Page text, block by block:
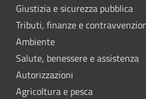
Giustizia e sicurezza pubblica
Tributi, finanze e
Ambiente
Salute, benessere e assistenza
Autorizzazioni
Agricoltura e pesca